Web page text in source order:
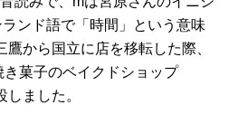
ンド語で「時間」という意味
から国立に店を移転した際、
菓子のベイクドショップ
しました。